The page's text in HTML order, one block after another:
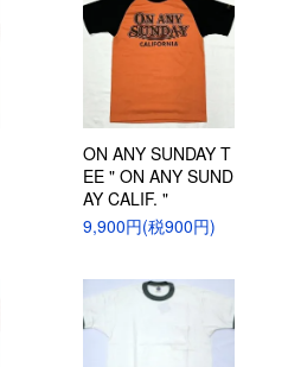
ON ANY SUNDAY T
EE " ON ANY SUND
AY CALIF. "
9,900円(税900円)